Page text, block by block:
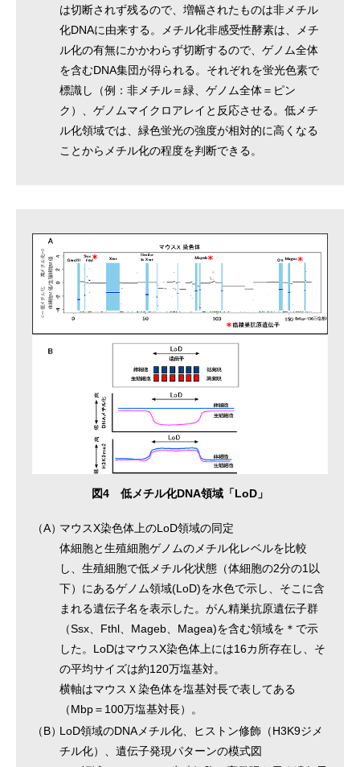
は切断されず残るので、増幅されたものは非メチル
化DNAに由来する。メチル化非感受性酵素は、メチ
ル化の有無にかかわらず切断するので、ゲノム全体
を含むDNA集団が得られる。それぞれを蛍光色素で
標識し（例：非メチル＝緑、ゲノム全体＝ピン
ク）、ゲノムマイクロアレイと反応させる。低メチ
ル化領域では、緑色蛍光の強度が相対的に高くなる
ことからメチル化の程度を判断できる。
図4 低メチル化DNA領域「LoD」
（A）マウスX染色体上のLoD領域の同定
体細胞と生殖細胞ゲノムのメチル化レベルを比較
し、生殖細胞で低メチル化状態（体細胞の2分の1以
下）にあるゲノム領域(LoD)を水色で示し、そこに含
まれる遺伝子名を表示した。がん精巣抗原遺伝子群
（Ssx、Fthl、Mageb、Magea)を含む領域を＊で示
した。LoDはマウスX染色体上には16カ所存在し、そ
の平均サイズは約120万塩基対。
横軸はマウスＸ染色体を塩基対長で表してある
（Mbp＝100万塩基対長）。
（B）LoD領域のDNAメチル化、ヒストン修飾（H3K9ジメ
チル化）、遺伝子発現パターンの模式図